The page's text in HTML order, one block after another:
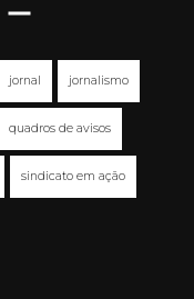
jornal jornalismo
quadros de avisos
sindicato em ação